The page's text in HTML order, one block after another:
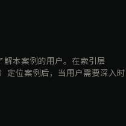
本案例的用户。在索引层
定位案例后，当用户需要深入时